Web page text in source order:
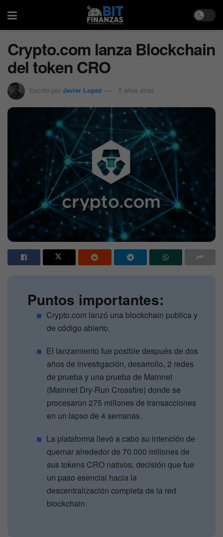
Crypto.com lanza Blockchain
del token CRO
Escrito por Javier Lopez 5 años atrás
Puntos importantes:
Crypto.com lanzó una blockchain publica y
de código abierto.
El lanzamiento fue posible después de dos
años de investigación, desarrollo, 2 redes
de prueba y una prueba de Mainnet
(Mainnet Dry-Run Crossfire) donde se
procesaron 275 millones de transacciones
en un lapso de 4 semanas.
La plataforma llevó a cabo su intención de
quemar alrededor de 70.000 millones de
sus tokens CRO nativos; decisión que fue
un paso esencial hacia la
descentralización completa de la red
blockchain.